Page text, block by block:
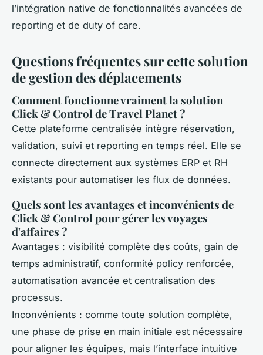
l’intégration native de fonctionnalités avancées de
reporting et de duty of care.
Questions fréquentes sur cette solution
de gestion des déplacements
Comment fonctionne vraiment la solution
Click & Control de Travel Planet ?
Cette plateforme centralisée intègre réservation,
validation, suivi et reporting en temps réel. Elle se
connecte directement aux systèmes ERP et RH
existants pour automatiser les flux de données.
Quels sont les avantages et inconvénients de
Click & Control pour gérer les voyages
d'affaires ?
Avantages : visibilité complète des coûts, gain de
temps administratif, conformité policy renforcée,
automatisation avancée et centralisation des
processus.
Inconvénients : comme toute solution complète,
une phase de prise en main initiale est nécessaire
pour aligner les équipes, mais l’interface intuitive